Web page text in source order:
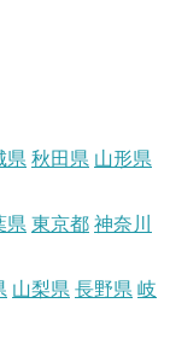
県 秋田県 山形県
県 東京都 神奈川
山梨県 長野県 岐